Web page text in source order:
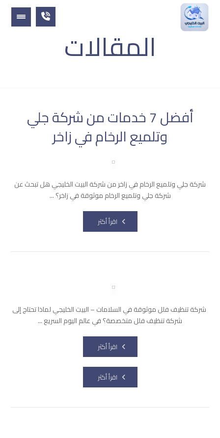
المقالات
أفضل 7 خدمات من شركة جلي
وتلميع الرخام في زاخر
شركة جلي وتلميع الرخام في زاخر من شركة البيت الخليجي هل تبحث عن
شركة جلي وتلميع الرخام موثوقة في زاخر؟ ...
اقرأ أكثر
شركة تنظيف فلل موثوقة في السلامات – البيت الخليجي لماذا تحتاج إلى
شركة تنظيف فلل متخصصة؟ في عالم اليوم السريع ...
اقرأ أكثر
اقرأ أكثر